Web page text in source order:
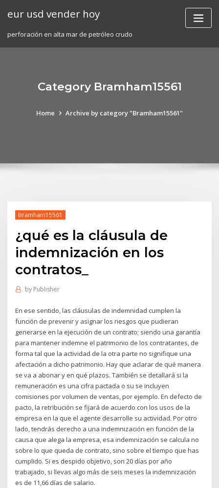
eur usd vender hoy
perforación en alta mar de petróleo crudo
Category Bramham15561
Home Archive by category "Bramham15561"
Bramham15561
¿qué es la cláusula de
indemnización en los
contratos_
by Publisher
En ese sentido, las cláusulas de indemnidad cumplen la
función de prevenir y asignar los riesgos que pudieran
generarse en la ejecución de un contrato; siendo una garantía
para mantener indemne el patrimonio de los contratantes, de
forma tal que la actividad de la otra parte no signifique una
afectación a dicho patrimonio. Hay que aclarar de qué manera
se va a abonar y en qué plazos. También se detallará si la
remuneración es una cifra pactada o su se incluyen
comisiones por volumen de ventas, por ejemplo. En defecto de
pacto, la retribución se fijará de acuerdo con los usos de la
empresa en la que el agente desarrolle su actividad. Por otro
lado, tendrás derecho a una indemnización en función de la
causa que alega la empresa, esa indemnización se calcula no
sobre lo que queda de contrato, sino sobre el tiempo que has
cumplido. Si es despido objetivo, son 20 días por año
trabajado, si llevas algo más de seis meses la indemnización
es de 11,66 días de salario.